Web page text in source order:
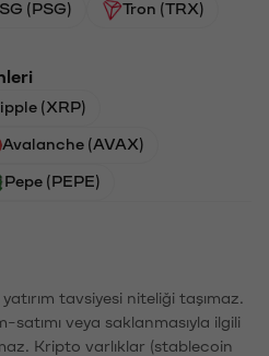
(PSG) Tron (TRX)
(XRP)
Avalanche (AVAX)
Pepe (PEPE)
tavsiyesi niteliği taşımaz.
satımı veya saklanmasıyla ilgili
Kripto varlıklar (stablecoin